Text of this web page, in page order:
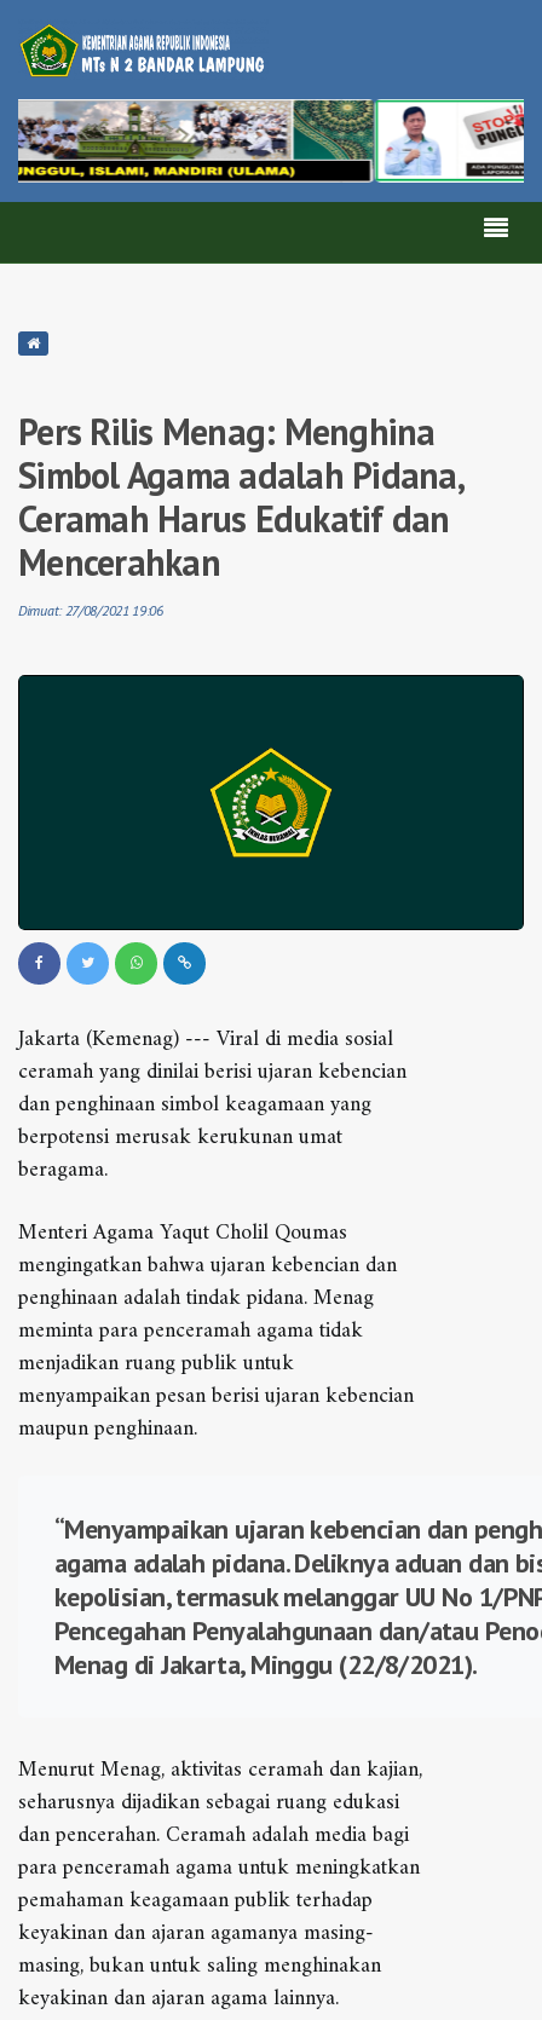
Pers Rilis Menag: Menghina
Simbol Agama adalah Pidana,
Ceramah Harus Edukatif dan
Mencerahkan
Dimuat: 27/08/2021 19:06
Jakarta (Kemenag) --- Viral di media sosial
ceramah yang dinilai berisi ujaran kebencian
dan penghinaan simbol keagamaan yang
berpotensi merusak kerukunan umat
beragama.
Menteri Agama Yaqut Cholil Qoumas
mengingatkan bahwa ujaran kebencian dan
penghinaan adalah tindak pidana. Menag
meminta para penceramah agama tidak
menjadikan ruang publik untuk
menyampaikan pesan berisi ujaran kebencian
maupun penghinaan.
“Menyampaikan ujaran kebencian dan
agama adalah pidana. Deliknya aduan dan
kepolisian, termasuk melanggar UU No 1/
Pencegahan Penyalahgunaan dan/atau
Menag di Jakarta, Minggu (22/8/2021).
Menurut Menag, aktivitas ceramah dan kajian,
seharusnya dijadikan sebagai ruang edukasi
dan pencerahan. Ceramah adalah media bagi
para penceramah agama untuk meningkatkan
pemahaman keagamaan publik terhadap
keyakinan dan ajaran agamanya masing-
masing, bukan untuk saling menghinakan
keyakinan dan ajaran agama lainnya.